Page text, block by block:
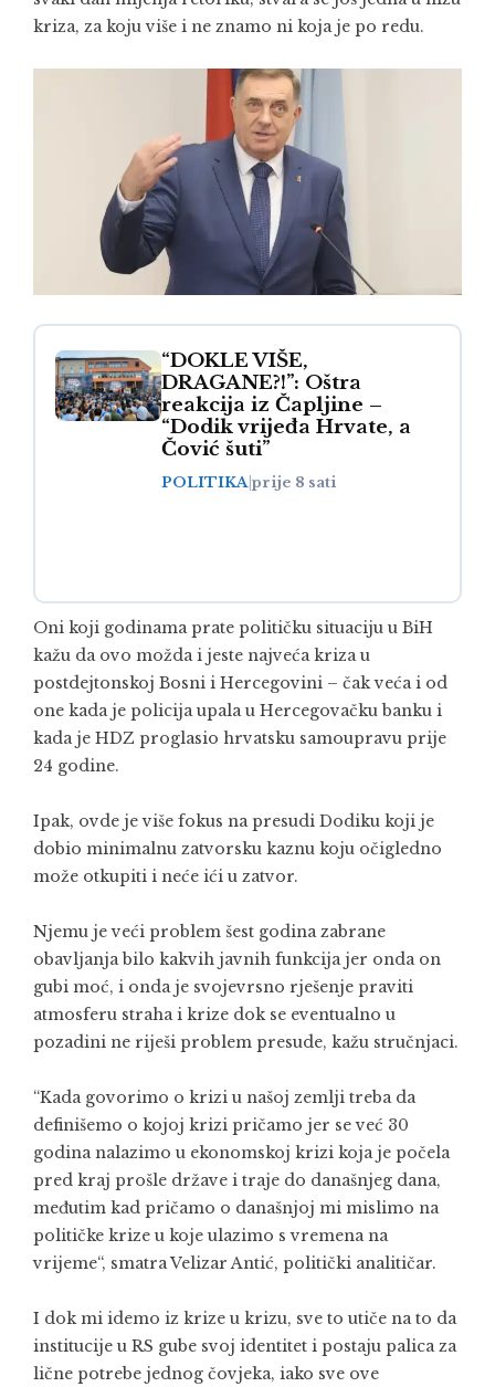
kriza, za koju više i ne znamo ni koja je po redu.
“DOKLE VIŠE,
DRAGANE?!”: Oštra
reakcija iz Čapljine –
“Dodik vrijeđa Hrvate, a
Čović šuti”
POLITIKAprije 8 sati
Oni koji godinama prate političku situaciju u BiH
kažu da ovo možda i jeste najveća kriza u
postdejtonskoj Bosni i Hercegovini – čak veća i od
one kada je policija upala u Hercegovačku banku i
kada je HDZ proglasio hrvatsku samoupravu prije
24 godine.
Ipak, ovde je više fokus na presudi Dodiku koji je
dobio minimalnu zatvorsku kaznu koju očigledno
može otkupiti i neće ići u zatvor.
Njemu je veći problem šest godina zabrane
obavljanja bilo kakvih javnih funkcija jer onda on
gubi moć, i onda je svojevrsno rješenje praviti
atmosferu straha i krize dok se eventualno u
pozadini ne riješi problem presude, kažu stručnjaci.
“Kada govorimo o krizi u našoj zemlji treba da
definišemo o kojoj krizi pričamo jer se već 30
godina nalazimo u ekonomskoj krizi koja je počela
pred kraj prošle države i traje do današnjeg dana,
međutim kad pričamo o današnjoj mi mislimo na
političke krize u koje ulazimo s vremena na
vrijeme“, smatra Velizar Antić, politički analitičar.
I dok mi idemo iz krize u krizu, sve to utiče na to da
institucije u RS gube svoj identitet i postaju palica za
lične potrebe jednog čovjeka, iako sve ove